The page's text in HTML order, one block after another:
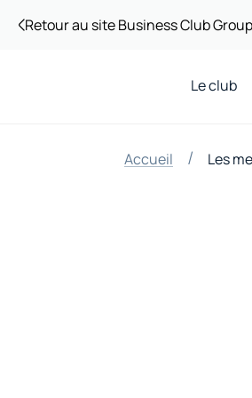
Retour au site Business Club Group
Le club
Accueil / Les